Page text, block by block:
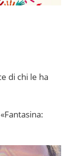
di chi le ha